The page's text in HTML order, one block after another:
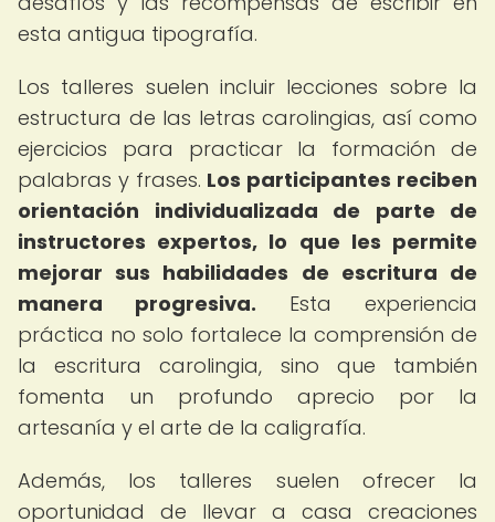
esta antigua tipografía.
Los talleres suelen incluir lecciones sobre la
estructura de las letras carolingias, así como
ejercicios para practicar la formación de
palabras y frases. Los participantes reciben
orientación individualizada de parte de
instructores expertos, lo que les permite
mejorar sus habilidades de escritura de
manera progresiva. Esta experiencia
práctica no solo fortalece la comprensión de
la escritura carolingia, sino que también
fomenta un profundo aprecio por la
artesanía y el arte de la caligrafía.
Además, los talleres suelen ofrecer la
oportunidad de llevar a casa creaciones